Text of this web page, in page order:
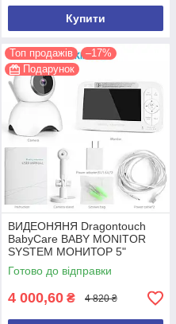
Купити
Топ продажів
–17%
Подарунок
ВИДЕОНЯНЯ Dragontouch
BabyCare BABY MONITOR
SYSTEM МОНИТОР 5"
Готово до відправки
4 000,60 ₴ 4 820 ₴